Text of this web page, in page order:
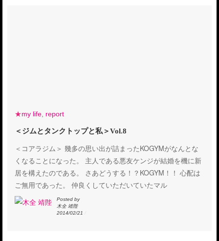
★my life report
＜ジムとタンクトップと私＞Vol.8
＜コアラジム＞ 幾多の思い出が詰まったKOGYMがなんとな
くなることになった。 主人である悪友ケンジが結婚を機に新
居を構えたのである。 さあどうする！？KOGYM！！ 心配は
ご無用であった。 仲良くしていただいていたマル
Posted by
木全 靖陛
2014/02/21